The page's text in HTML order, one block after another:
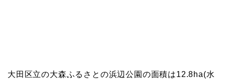
大田区立の大森ふるさとの浜辺公園の面積は12.8ha(水